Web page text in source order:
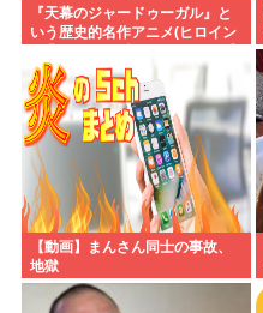
『天幕のジャードゥーガル』と
いう歴史的名作アニメ(ヒロイン
けなかった理由って何だ？
【動画】まんさん同士の事故、
地獄